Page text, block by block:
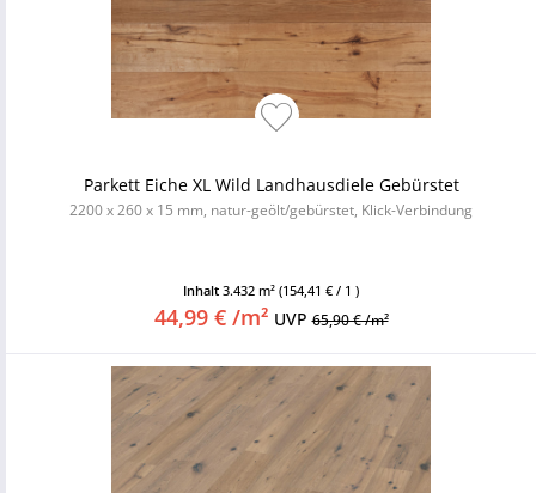
Parkett Eiche XL Wild Landhausdiele Gebürstet
2200 x 260 x 15 mm, natur-geölt/gebürstet, Klick-Verbindung
Inhalt 3.432 m² (154,41 € / 1 )
44,99 € /m² UVP65,90 € /m²